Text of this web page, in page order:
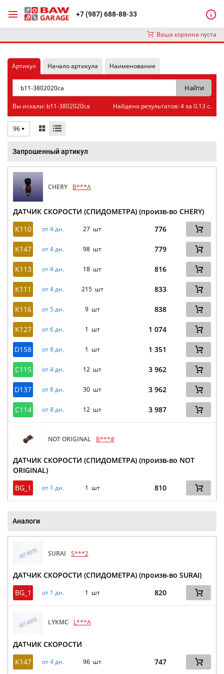
+7 (987) 688-88-33
Ваша корзина пуста
Артикул Начало артикула Наименование
Вы искали: b11-3802020ca Найдено результатов: 4 за 0.13 с.
96
Запрошенный артикул
CHERY B***A
ДАТЧИК СКОРОСТИ (СПИДОМЕТРА) (произв-во CHERY)
K110
от 4 дн. 27 шт 776
K147 от 4 дн. 98 шт 779
K113 от 4 дн. 18 шт 816
K111 от 4 дн. 215 шт 833
K116 от 5 дн. 9 шт 838
K127 от 6 дн. 1 шт 1 074
D158 от 8 дн. 1 шт 1 351
C115 от 4 дн. 12 шт 3 962
D137 от 8 дн. 30 шт 3 962
C114 от 8 дн. 12 шт 3 987
NOT ORIGINAL B***#
ДАТЧИК СКОРОСТИ (СПИДОМЕТРА) (произв-во NOT
ORIGINAL)
BG_1
от 1 дн. 1 шт 810
Аналоги
SURAI S***2
ДАТЧИК СКОРОСТИ (СПИДОМЕТРА) (произв-во SURAI)
BG_1
от 1 дн. 1 шт 820
LYKMC L***A
ДАТЧИК СКОРОСТИ
K147
от 4 дн. 96 шт 747